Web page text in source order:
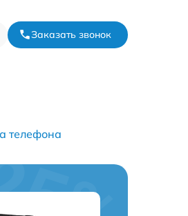
Заказать звонок
телефона